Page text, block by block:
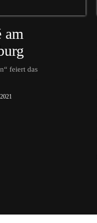
am
feiert das